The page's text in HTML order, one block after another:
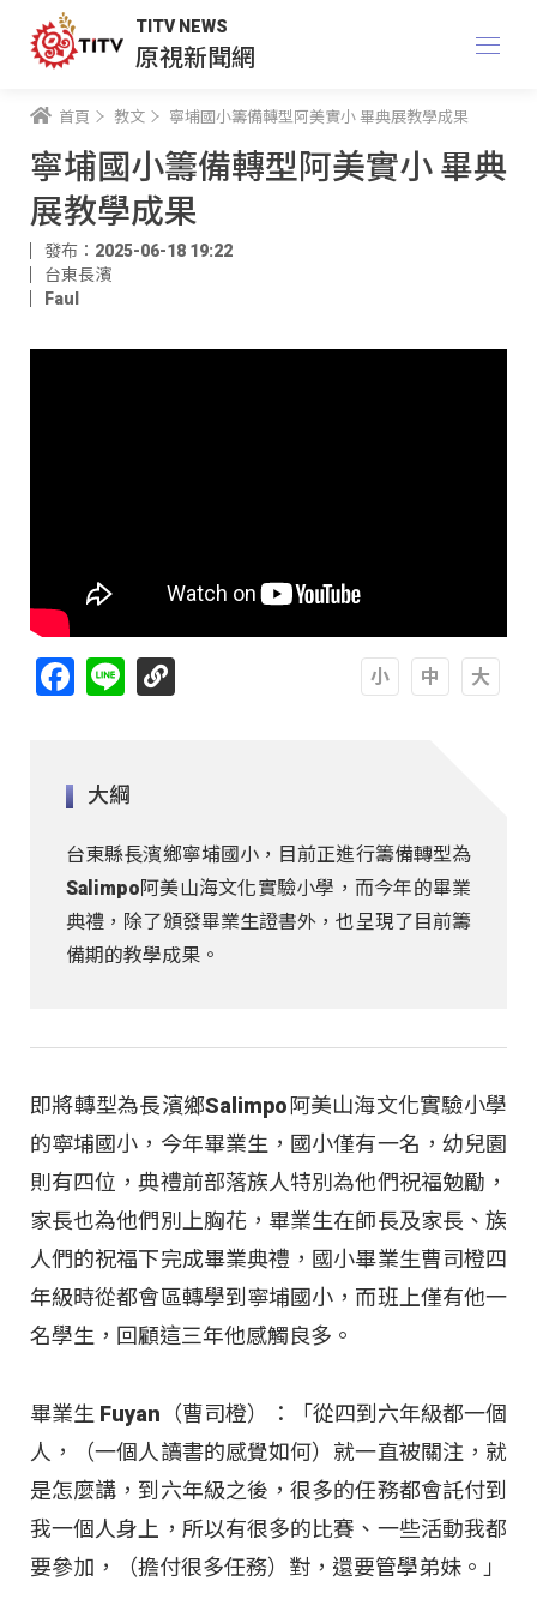
TITV NEWS
原視新聞網
首頁 教文 寧埔國小籌備轉型阿美實小 畢典展教學成果
寧埔國小籌備轉型阿美實小 畢典
展教學成果
發布：2025-06-18 19:22
台東長濱
Faul
Facebook
Line
大綱
台東縣長濱鄉寧埔國小，目前正進行籌備轉型為
Salimpo阿美山海文化實驗小學，而今年的畢業
典禮，除了頒發畢業生證書外，也呈現了目前籌
備期的教學成果。
即將轉型為長濱鄉Salimpo阿美山海文化實驗小學
的寧埔國小，今年畢業生，國小僅有一名，幼兒園
則有四位，典禮前部落族人特別為他們祝福勉勵，
家長也為他們別上胸花，畢業生在師長及家長、族
人們的祝福下完成畢業典禮，國小畢業生曹司橙四
年級時從都會區轉學到寧埔國小，而班上僅有他一
名學生，回顧這三年他感觸良多。
畢業生 Fuyan（曹司橙）：「從四到六年級都一個
人，（一個人讀書的感覺如何）就一直被關注，就
是怎麼講，到六年級之後，很多的任務都會託付到
我一個人身上，所以有很多的比賽、一些活動我都
要參加，（擔付很多任務）對，還要管學弟妹。」